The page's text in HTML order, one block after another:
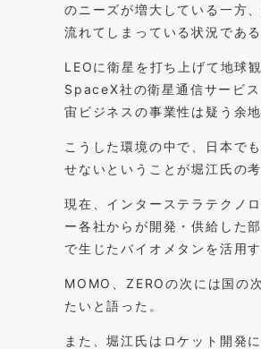
のニーズが増大している一方
流れてしまっている状況である
LEOに衛星を打ち上げて地球
SpaceX社の衛星通信サービ
宙ビジネスの事業性は疑う余
こうした環境の中で、日本で
せないということが堀江氏の考
現在、インターステラテクノ
ー各社からが開発・供給した
で生じたバイオメタンを活用
MOMO、ZEROの次には国の
たいと語った。
また、堀江氏はロケット開発